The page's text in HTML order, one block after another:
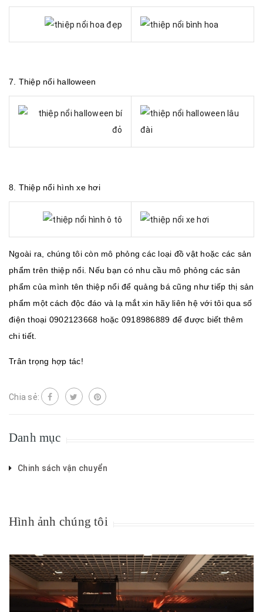
7. Thiệp nổi halloween
8. Thiệp nổi hình xe hơi
Ngoài ra, chúng tôi còn mô phỏng các loại đồ vật hoặc các sản
phẩm trên thiệp nổi. Nếu bạn có nhu cầu mô phỏng các sản
phẩm của mình tên thiệp nổi để quảng bá cũng như tiếp thị sản
phẩm một cách độc đáo và lạ mắt xin hãy liên hệ với tôi qua số
điện thoại 0902123668 hoặc 0918986889 để được biết thêm
chi tiết.
Trân trọng hợp tác!
Chia sẻ:
Danh mục
Chinh sách vận chuyển
Hình ảnh chúng tôi